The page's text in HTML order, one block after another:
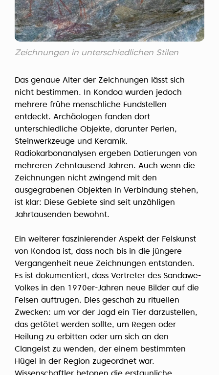
Zeichnungen in unterschiedlichen Stilen
Das genaue Alter der Zeichnungen lässt sich
nicht bestimmen. In Kondoa wurden jedoch
mehrere frühe menschliche Fundstellen
entdeckt. Archäologen fanden dort
unterschiedliche Objekte, darunter Perlen,
Steinwerkzeuge und Keramik.
Radiokarbonanalysen ergeben Datierungen von
mehreren Zehntausend Jahren. Auch wenn die
Zeichnungen nicht zwingend mit den
ausgegrabenen Objekten in Verbindung stehen,
ist klar: Diese Gebiete sind seit unzähligen
Jahrtausenden bewohnt.
Ein weiterer faszinierender Aspekt der Felskunst
von Kondoa ist, dass noch bis in die jüngere
Vergangenheit neue Zeichnungen entstanden.
Es ist dokumentiert, dass Vertreter des Sandawe-
Volkes in den 1970er-Jahren neue Bilder auf die
Felsen auftrugen. Dies geschah zu rituellen
Zwecken: um vor der Jagd ein Tier darzustellen,
das getötet werden sollte, um Regen oder
Heilung zu erbitten oder um sich an den
Clangeist zu wenden, der einem bestimmten
Hügel in der Region zugeordnet war.